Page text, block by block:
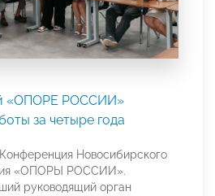
«ОПОРЕ РОССИИ»
за четыре года
Новосибирского
«ОПОРЫ РОССИИ».
руководящий орган